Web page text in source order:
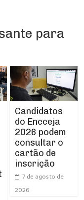
para
Candidatos
do Encceja
2026 podem
consultar o
cartão de
inscrição
7 de agosto de
2026